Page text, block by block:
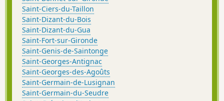
Saint-Ciers-du-Taillon
Saint-Dizant-du-Bois
Saint-Dizant-du-Gua
Saint-Fort-sur-Gironde
Saint-Genis-de-Saintonge
Saint-Georges-Antignac
Saint-Georges-des-Agoûts
Saint-Germain-de-Lusignan
Saint-Germain-du-Seudre